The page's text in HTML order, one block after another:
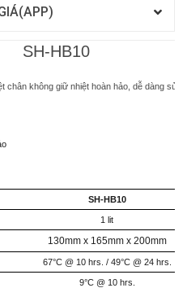
SH-HB10
chân không giữ nhiệt hoàn hảo, dễ dàng sử
SH-HB10
1 lit
130mm x 165mm x 200mm
67°C @ 10 hrs. / 49°C @ 24 hrs.
9°C @ 10 hrs.